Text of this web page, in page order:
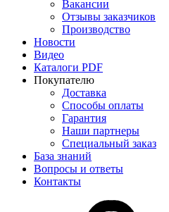
Вакансии
Отзывы заказчиков
Производство
Новости
Видео
Каталоги PDF
Покупателю
Доставка
Способы оплаты
Гарантия
Наши партнеры
Специальный заказ
База знаний
Вопросы и ответы
Контакты